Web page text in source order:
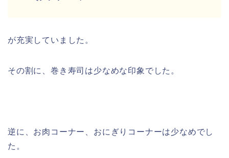
が充実していました。
その割に、巻き寿司は少なめな印象でした。
逆に、お肉コーナー、おにぎりコーナーは少なめでし
た。